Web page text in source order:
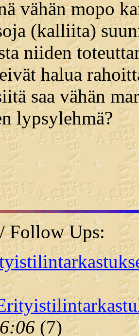
vähän mopo
(kalliita)
niiden
halua
saa vähän
lypsylehmä?
Follow Ups:
(7)